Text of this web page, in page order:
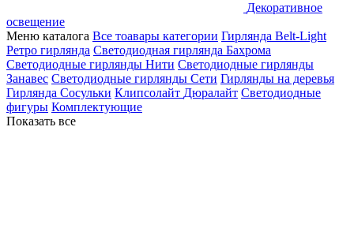
Декоративное
освещение
Меню каталога Все тоавары категории Гирлянда Belt-Light
Ретро гирлянда Светодиодная гирлянда Бахрома
Светодиодные гирлянды Нити Светодиодные гирлянды
Занавес Светодиодные гирлянды Сети Гирлянды на деревья
Гирлянда Сосульки Клипсолайт Дюралайт Светодиодные
фигуры Комплектующие
Показать все